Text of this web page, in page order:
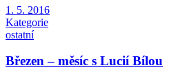
1. 5. 2016
Kategorie
ostatní
Březen – měsíc s Lucií Bílou